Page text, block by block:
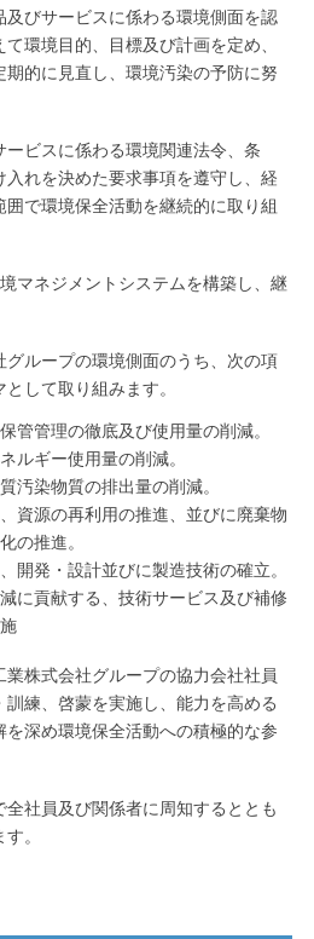
びサービスに係わる環境側面を認
環境目的、目標及び計画を定め、
的に見直し、環境汚染の予防に努
ビスに係わる環境関連法令、条
れを決めた要求事項を遵守し、経
で環境保全活動を継続的に取り組
マネジメントシステムを構築し、継
グループの環境側面のうち、次の項
して取り組みます。
管管理の徹底及び使用量の削減。
ルギー使用量の削減。
汚染物質の排出量の削減。
資源の再利用の推進、並びに廃棄物
の推進。
開発・設計並びに製造技術の確立。
に貢献する、技術サービス及び補修
株式会社グループの協力会社社員
練、啓蒙を実施し、能力を高める
を深め環境保全活動への積極的な参
全社員及び関係者に周知するととも
。